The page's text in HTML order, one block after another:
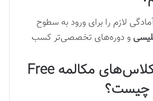
لازم را برای ورود به سطوح
و دوره‌های تخصصی‌تر کسب
تفاوت این دوره با کلاس‌های مکالمه Free